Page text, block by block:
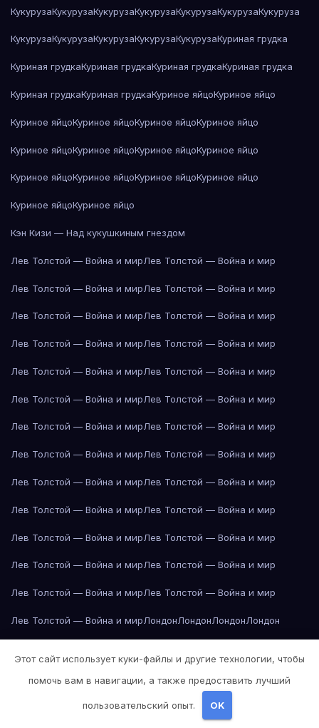
КукурузаКукурузаКукурузаКукурузаКукурузаКукурузаКукуруза
КукурузаКукурузаКукурузаКукурузаКукурузаКуриная грудка
Куриная грудкаКуриная грудкаКуриная грудкаКуриная грудка
Куриная грудкаКуриная грудкаКуриное яйцоКуриное яйцо
Куриное яйцоКуриное яйцоКуриное яйцоКуриное яйцо
Куриное яйцоКуриное яйцоКуриное яйцоКуриное яйцо
Куриное яйцоКуриное яйцоКуриное яйцоКуриное яйцо
Куриное яйцоКуриное яйцо
Кэн Кизи — Над кукушкиным гнездом
Лев Толстой — Война и мирЛев Толстой — Война и мир
Лев Толстой — Война и мирЛев Толстой — Война и мир
Лев Толстой — Война и мирЛев Толстой — Война и мир
Лев Толстой — Война и мирЛев Толстой — Война и мир
Лев Толстой — Война и мирЛев Толстой — Война и мир
Лев Толстой — Война и мирЛев Толстой — Война и мир
Лев Толстой — Война и мирЛев Толстой — Война и мир
Лев Толстой — Война и мирЛев Толстой — Война и мир
Лев Толстой — Война и мирЛев Толстой — Война и мир
Лев Толстой — Война и мирЛев Толстой — Война и мир
Лев Толстой — Война и мирЛев Толстой — Война и мир
Лев Толстой — Война и мирЛев Толстой — Война и мир
Лев Толстой — Война и мирЛев Толстой — Война и мир
Лев Толстой — Война и мирЛондонЛондонЛондонЛондон
Лос-Анджелес
Лос-АнджелесЛос-АнджелесЛос-Анджелес
Этот сайт использует куки-файлы и другие технологии, чтобы
помочь вам в навигации, а также предоставить лучший
пользовательский опыт. OK